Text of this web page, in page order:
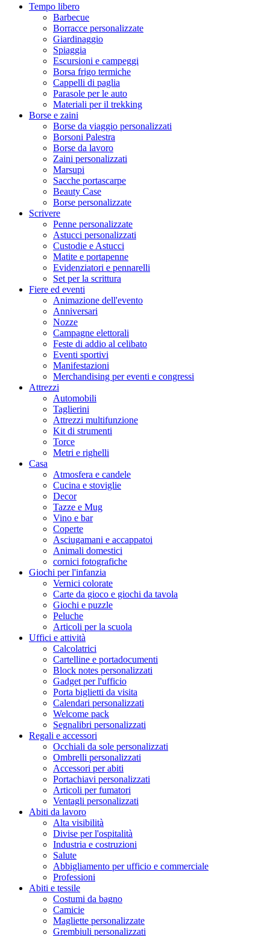
Tempo libero
Barbecue
Borracce personalizzate
Giardinaggio
Spiaggia
Escursioni e campeggi
Borsa frigo termiche
Cappelli di paglia
Parasole per le auto
Materiali per il trekking
Borse e zaini
Borse da viaggio personalizzati
Borsoni Palestra
Borse da lavoro
Zaini personalizzati
Marsupi
Sacche portascarpe
Beauty Case
Borse personalizzate
Scrivere
Penne personalizzate
Astucci personalizzati
Custodie e Astucci
Matite e portapenne
Evidenziatori e pennarelli
Set per la scrittura
Fiere ed eventi
Animazione dell'evento
Anniversari
Nozze
Campagne elettorali
Feste di addio al celibato
Eventi sportivi
Manifestazioni
Merchandising per eventi e congressi
Attrezzi
Automobili
Taglierini
Attrezzi multifunzione
Kit di strumenti
Torce
Metri e righelli
Casa
Atmosfera e candele
Cucina e stoviglie
Decor
Tazze e Mug
Vino e bar
Coperte
Asciugamani e accappatoi
Animali domestici
cornici fotografiche
Giochi per l'infanzia
Vernici colorate
Carte da gioco e giochi da tavola
Giochi e puzzle
Peluche
Articoli per la scuola
Uffici e attività
Calcolatrici
Cartelline e portadocumenti
Block notes personalizzati
Gadget per l'ufficio
Porta biglietti da visita
Calendari personalizzati
Welcome pack
Segnalibri personalizzati
Regali e accessori
Occhiali da sole personalizzati
Ombrelli personalizzati
Accessori per abiti
Portachiavi personalizzati
Articoli per fumatori
Ventagli personalizzati
Abiti da lavoro
Alta visibilità
Divise per l'ospitalità
Industria e costruzioni
Salute
Abbigliamento per ufficio e commerciale
Professioni
Abiti e tessile
Costumi da bagno
Camicie
Magliette personalizzate
Grembiuli personalizzati